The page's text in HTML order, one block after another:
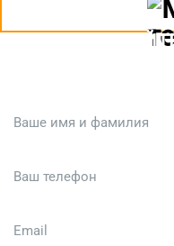
Или кратко опишите